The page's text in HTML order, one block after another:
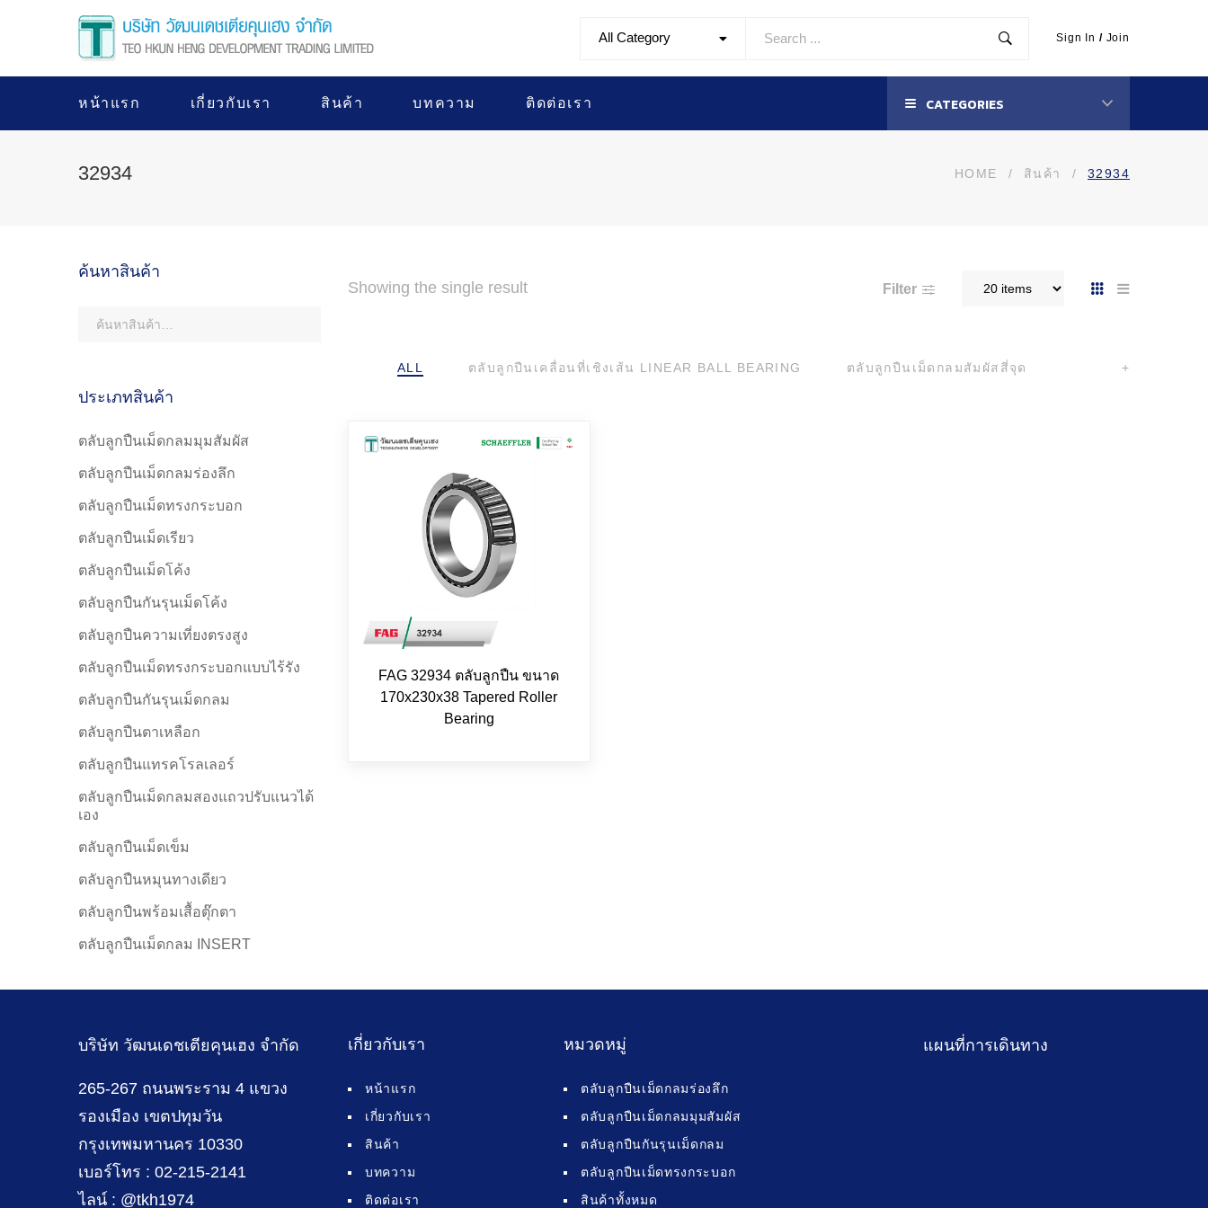
All Category Sign In / Join
หน้าแรก เกี่ยวกับเรา สินค้า บทความ ติดต่อเรา CATEGORIES
32934 HOME / สินค้า / 32934
Showing the single result Filter
ALL ตลับลูกปืนเคลื่อนที่เชิงเส้น LINEAR BALL BEARING ตลับลูกปืนเม็ดกลมสัมผัสสี่จุด +
FAG 32934 ตลับลูกปืน ขนาด
170x230x38 Tapered Roller
Bearing
ค้นหาสินค้า
ประเภทสินค้า
ตลับลูกปืนเม็ดกลมมุมสัมผัส
ตลับลูกปืนเม็ดกลมร่องลึก
ตลับลูกปืนเม็ดทรงกระบอก
ตลับลูกปืนเม็ดเรียว
ตลับลูกปืนเม็ดโค้ง
ตลับลูกปืนกันรุนเม็ดโค้ง
ตลับลูกปืนความเที่ยงตรงสูง
ตลับลูกปืนเม็ดทรงกระบอกแบบไร้รัง
ตลับลูกปืนกันรุนเม็ดกลม
ตลับลูกปืนตาเหลือก
ตลับลูกปืนแทรคโรลเลอร์
ตลับลูกปืนเม็ดกลมสองแถวปรับแนวได้
เอง
ตลับลูกปืนเม็ดเข็ม
ตลับลูกปืนหมุนทางเดียว
ตลับลูกปืนพร้อมเสื้อตุ๊กตา
ตลับลูกปืนเม็ดกลม INSERT
บริษัท วัฒนเดชเตียคุนเฮง จำกัด
265-267 ถนนพระราม 4 แขวง
รองเมือง เขตปทุมวัน
กรุงเทพมหานคร 10330
เบอร์โทร : 02-215-2141
ไลน์ : @tkh1974
เกี่ยวกับเรา
หน้าแรก
เกี่ยวกับเรา
สินค้า
บทความ
ติดต่อเรา
หมวดหมู่
ตลับลูกปืนเม็ดกลมร่องลึก
ตลับลูกปืนเม็ดกลมมุมสัมผัส
ตลับลูกปืนกันรุนเม็ดกลม
ตลับลูกปืนเม็ดทรงกระบอก
สินค้าทั้งหมด
แผนที่การเดินทาง